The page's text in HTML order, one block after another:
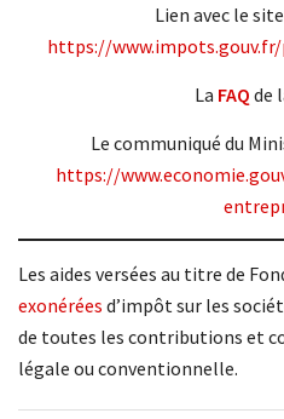
Lien avec le
https://
La FAQ de
Le communiqué du
https://
Les aides versées au titre de
exonérées d’impôt sur les
de toutes les contributions et
légale ou conventionnelle.